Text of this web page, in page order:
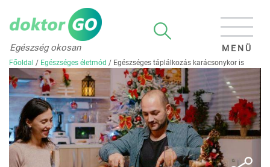
Egészség okosan MENÜ
Főoldal / Egészséges életmód / Egészséges táplálkozás karácsonykor is